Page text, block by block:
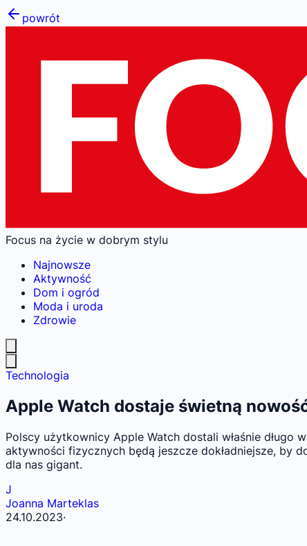
powrót
Focus na życie w dobrym stylu
Najnowsze
Aktywność
Dom i ogród
Moda i uroda
Zdrowie
Technologia
Apple Watch dostaje świetną
Polscy użytkownicy Apple Watch dostali właśnie
aktywności fizycznych będą jeszcze dokładniejsze, by
dla nas gigant.
J
Joanna Marteklas
24.10.2023·